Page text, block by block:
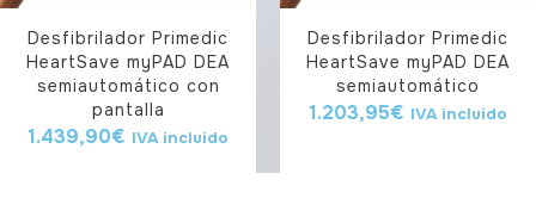
Desfibrilador Primedic
HeartSave myPAD DEA
semiautomático con
pantalla
1.439,90€ IVA incluido
Desfibrilador Primedic
HeartSave myPAD DEA
semiautomático
1.203,95€ IVA incluido